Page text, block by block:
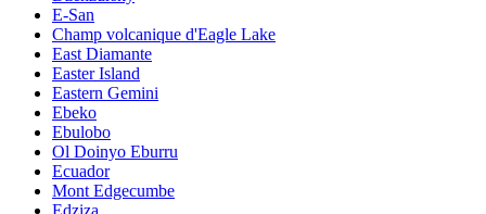
E-San
Champ volcanique d'Eagle Lake
East Diamante
Easter Island
Eastern Gemini
Ebeko
Ebulobo
Ol Doinyo Eburru
Ecuador
Mont Edgecumbe
Edziza